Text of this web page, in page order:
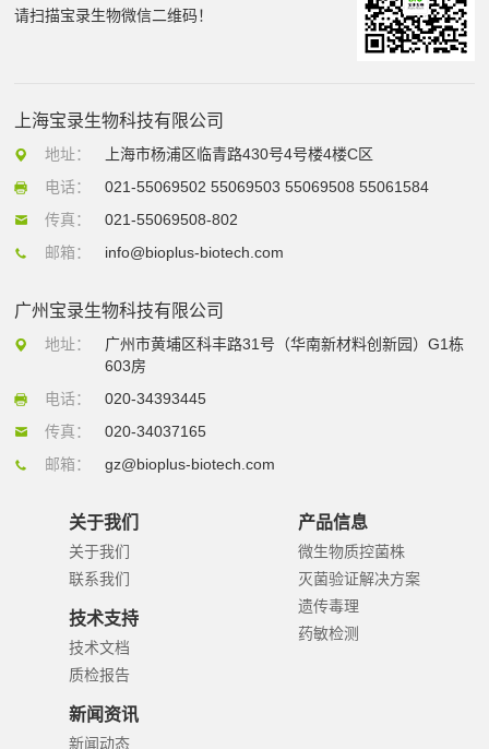
请扫描宝录生物微信二维码！
上海宝录生物科技有限公司
地址：
上海市杨浦区临青路430号4号楼4楼C区
电话：
021-55069502 55069503 55069508 55061584
传真：
021-55069508-802
邮箱：
info@bioplus-biotech.com
广州宝录生物科技有限公司
地址：
广州市黄埔区科丰路31号（华南新材料创新园）G1栋
603房
电话：
020-34393445
传真：
020-34037165
邮箱：
gz@bioplus-biotech.com
关于我们
关于我们
联系我们
技术支持
技术文档
质检报告
新闻资讯
新闻动态
产品信息
微生物质控菌株
灭菌验证解决方案
遗传毒理
药敏检测